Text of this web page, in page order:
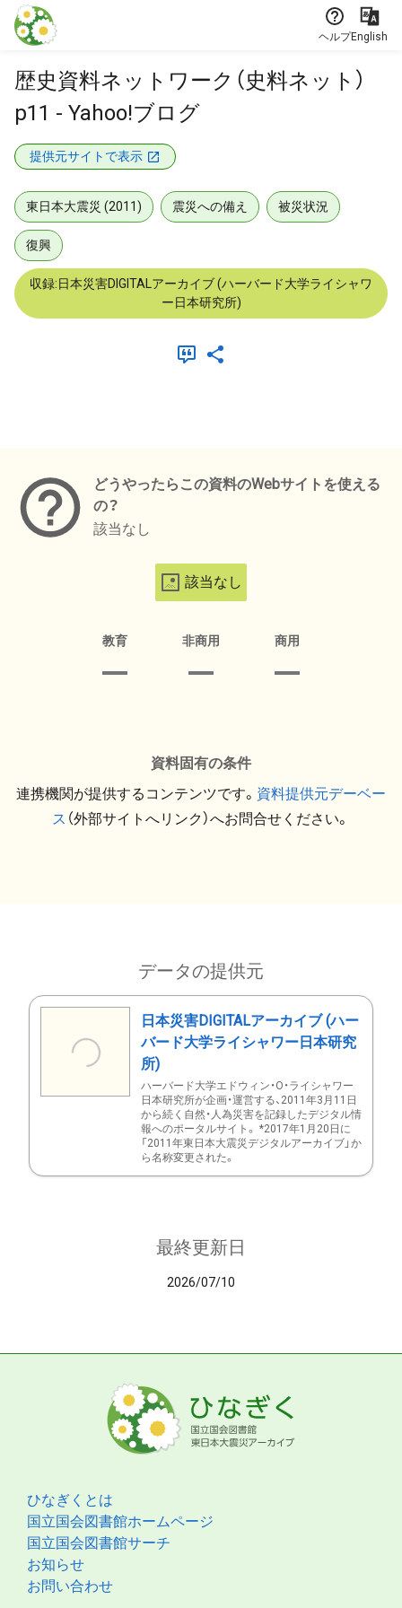
本文に飛ぶ
ヘルプEnglish
歴史資料ネットワーク（史料ネット）
p11 - Yahoo!ブログ
提供元サイトで表示
東日本大震災 (2011) 震災への備え 被災状況
復興
収録:日本災害DIGITALアーカイブ (ハーバード大学ライシャワ
ー日本研究所)
どうやったらこの資料のWebサイトを使える
の？
該当なし
該当なし
教育 非商用 商用
資料固有の条件
連携機関が提供するコンテンツです。 資料提供元デーベー
ス （外部サイトへリンク）へお問合せください。
データの提供元
日本災害DIGITALアーカイブ (ハー
バード大学ライシャワー日本研究
所)
ハーバード大学エドウィン・O・ライシャワー
日本研究所が企画・運営する、2011年3月11日
から続く自然・人為災害を記録したデジタル情
報へのポータルサイト。 *2017年1月20日に
「2011年東日本大震災デジタルアーカイブ」か
ら名称変更された。
最終更新日
2026/07/10
ひなぎくとは
国立国会図書館ホームページ
国立国会図書館サーチ
お知らせ
お問い合わせ